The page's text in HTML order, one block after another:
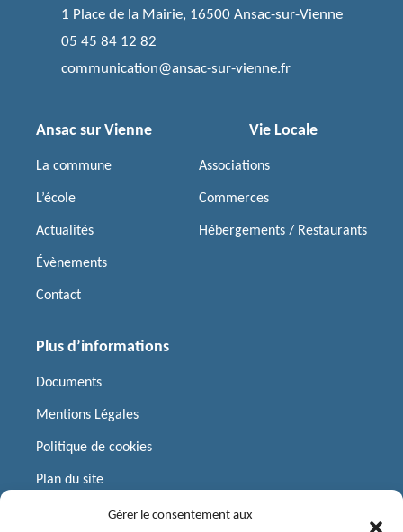
Gérer le consentement aux
1 Place de la Mairie, 16500 Ansac-sur-Vienne
05 45 84 12 82
communication@ansac-sur-vienne.fr
Ansac sur Vienne
La commune
L’école
Actualités
Évènements
Contact
Vie Locale
Associations
Commerces
Hébergements / Restaurants
Plus d’informations
Documents
Mentions Légales
Politique de cookies
Plan du site